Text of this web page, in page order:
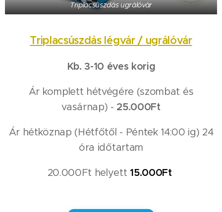
Triplacsúszdás ugrálóvár
Triplacsúszdás légvár / ugrálóvár
Kb. 3-10 éves korig
Ár komplett hétvégére (szombat és
vasárnap) - 25.000Ft
Ár hétköznap (Hétfőtől - Péntek 14:00 ig) 24
óra időtartam
20.000Ft helyett15.000Ft